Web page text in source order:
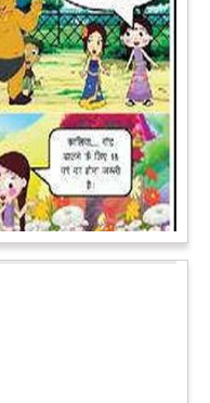
जानवरों की ये अदाएं देखकर
गिलहरी किसी मेंढक के साथ
हो।आगे पढ़ें